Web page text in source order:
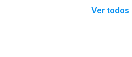
Ver todos